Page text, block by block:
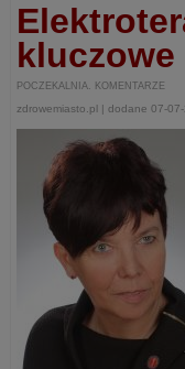
POCZEKALNIA. KOMENTARZE
zdrowemiasto.pl | dodane 07-